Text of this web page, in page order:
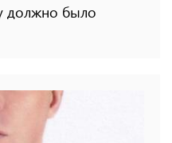
должно было